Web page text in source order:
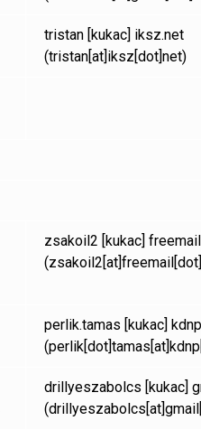
tristan [kukac] iksz.net
(tristan[at]iksz[dot]net)
zsakoil2 [kukac]
perlik.tamas [kukac]
drillyeszabolcs [kukac]